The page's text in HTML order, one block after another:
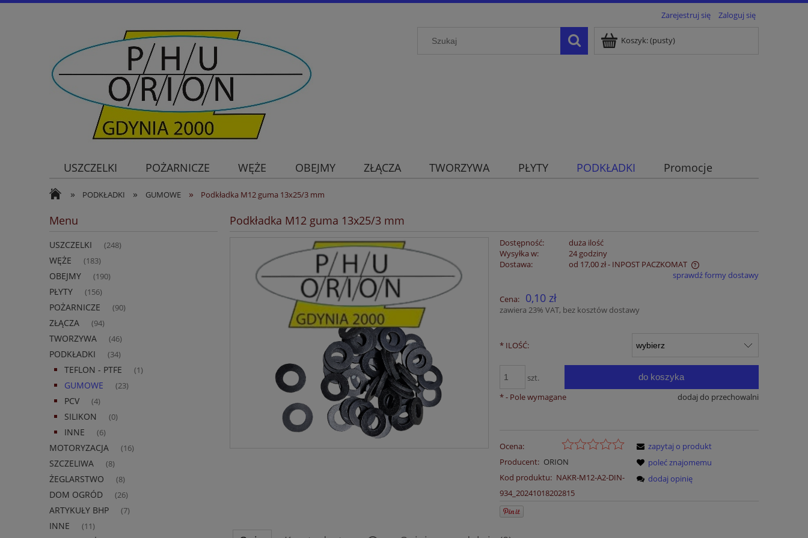
Zarejestruj się Zaloguj się
Koszyk:(pusty)
USZCZELKI POŻARNICZE WĘŻE OBEJMY ZŁĄCZA TWORZYWA PŁYTY PODKŁADKI Promocje
» PODKŁADKI » GUMOWE » Podkładka M12 guma 13x25/3 mm
Menu
USZCZELKI (248)
WĘŻE (183)
OBEJMY (190)
PŁYTY (156)
POŻARNICZE (90)
ZŁĄCZA (94)
TWORZYWA (46)
PODKŁADKI (34)
TEFLON - PTFE (1)
GUMOWE (23)
PCV (4)
SILIKON (0)
INNE (6)
MOTORYZACJA (16)
SZCZELIWA (8)
ŻEGLARSTWO (8)
DOM OGRÓD (26)
ARTYKUŁY BHP (7)
INNE (11)
Podkładka M12 guma 13x25/3 mm
Dostępność:
duża ilość
Wysyłka w:
24 godziny
Dostawa:
od 17,00 zł- INPOST PACZKOMAT
płatności
sprawdź formy dostawy
Cena: 0,10 zł
zawiera 23% VAT, bez kosztów dostawy
* ILOŚĆ:
szt. do koszyka
dodaj do przechowalni
*- Pole wymagane
Ocena:
Producent: ORION
Kod produktu: NAKR-M12-A2-DIN-
934_20241018202815
zapytaj o produkt
poleć znajomemu
dodaj opinię